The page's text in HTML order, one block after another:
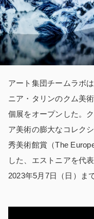
アート集団チームラボ
ニア・タリンのクム美
個展をオープンした。
ア美術の膨大なコレク
秀美術館賞（The
した、エストニアを代
2023年5月7日（日）ま